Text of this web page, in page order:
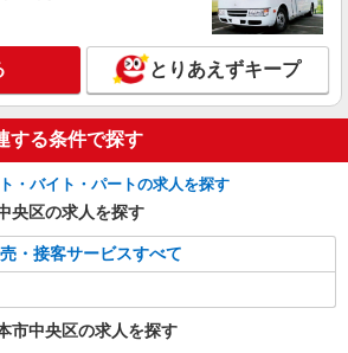
とりあえずキープ
する条件で探す
・バイト・パートの求人を探す
央区の求人を探す
・接客サービスすべて
市中央区の求人を探す